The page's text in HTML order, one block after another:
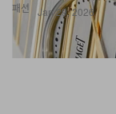
패션 Jan 29, 2026